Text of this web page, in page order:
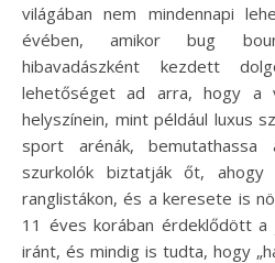
világában nem mindennapi
évében, amikor bug
hibavadászként kezdett
lehetőséget ad arra, hogy a
helyszínein, mint például luxus
sport arénák,
szurkolók biztatják őt,
ranglistákon, és a keresete is
11 éves korában érdeklődött
iránt, és mindig is tudta, hogy